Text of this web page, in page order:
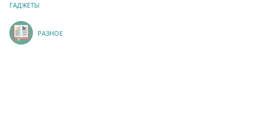
ГАДЖЕТЫ
РАЗНОЕ